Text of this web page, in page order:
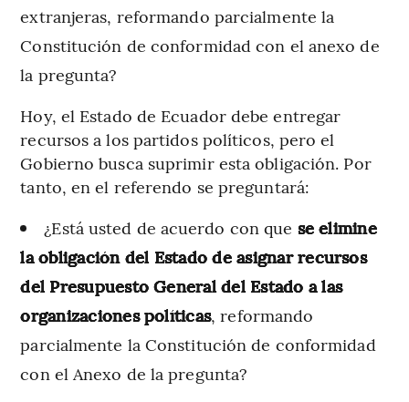
extranjeras, reformando parcialmente la
Constitución de conformidad con el anexo de
la pregunta?
Hoy, el Estado de Ecuador debe entregar
recursos a los partidos políticos, pero el
Gobierno busca suprimir esta obligación. Por
tanto, en el referendo se preguntará:
¿Está usted de acuerdo con que se elimine
la obligación del Estado de asignar recursos
del Presupuesto General del Estado a las
organizaciones políticas, reformando
parcialmente la Constitución de conformidad
con el Anexo de la pregunta?